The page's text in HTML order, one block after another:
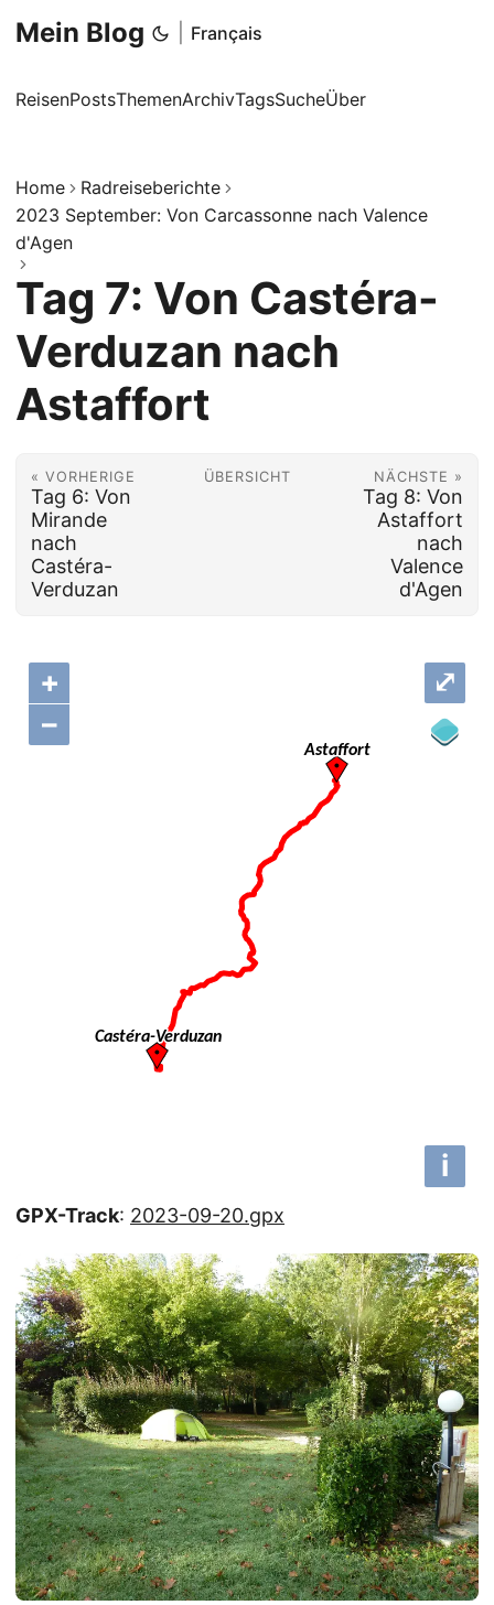
Mein Blog Français
ReisenPostsThemenArchivTagsSucheÜber
Home
Radreiseberichte
2023 September: Von Carcassonne nach Valence
d'Agen
Tag 7: Von Castéra-
Verduzan nach
Astaffort
« VORHERIGE
Tag 6: Von
Mirande
nach
Castéra-
Verduzan
ÜBERSICHT NÄCHSTE »
Tag 8: Von
Astaffort
nach
Valence
d'Agen
+
–
i
⤢
GPX-Track: 2023-09-20.gpx